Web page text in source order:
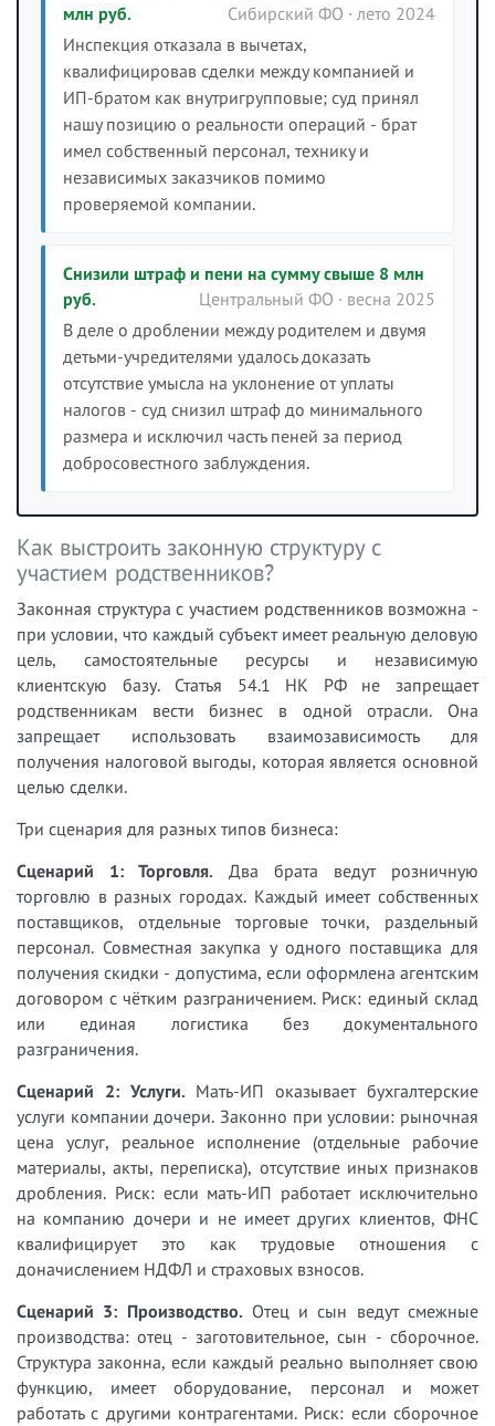
млн руб.
Сибирский ФО · лето 2024
Инспекция отказала в вычетах,
квалифицировав сделки между компанией и
ИП-братом как внутригрупповые; суд принял
нашу позицию о реальности операций - брат
имел собственный персонал, технику и
независимых заказчиков помимо
проверяемой компании.
Снизили штраф и пени на сумму свыше 8 млн
руб.
Центральный ФО · весна 2025
В деле о дроблении между родителем и двумя
детьми-учредителями удалось доказать
отсутствие умысла на уклонение от уплаты
налогов - суд снизил штраф до минимального
размера и исключил часть пеней за период
добросовестного заблуждения.
Как выстроить законную структуру с
участием родственников?
Законная структура с участием родственников возможна -
при условии, что каждый субъект имеет реальную деловую
цель, самостоятельные ресурсы и независимую
клиентскую базу. Статья 54.1 НК РФ не запрещает
родственникам вести бизнес в одной отрасли. Она
запрещает использовать взаимозависимость для
получения налоговой выгоды, которая является основной
целью сделки.
Три сценария для разных типов бизнеса:
Сценарий 1: Торговля. Два брата ведут розничную
торговлю в разных городах. Каждый имеет собственных
поставщиков, отдельные торговые точки, раздельный
персонал. Совместная закупка у одного поставщика для
получения скидки - допустима, если оформлена агентским
договором с чётким разграничением. Риск: единый склад
или единая логистика без документального
разграничения.
Сценарий 2: Услуги. Мать-ИП оказывает бухгалтерские
услуги компании дочери. Законно при условии: рыночная
цена услуг, реальное исполнение (отдельные рабочие
материалы, акты, переписка), отсутствие иных признаков
дробления. Риск: если мать-ИП работает исключительно
на компанию дочери и не имеет других клиентов, ФНС
квалифицирует это как трудовые отношения с
доначислением НДФЛ и страховых взносов.
Сценарий 3: Производство. Отец и сын ведут смежные
производства: отец - заготовительное, сын - сборочное.
Структура законна, если каждый реально выполняет свою
функцию, имеет оборудование, персонал и может
работать с другими контрагентами. Риск: если сборочное